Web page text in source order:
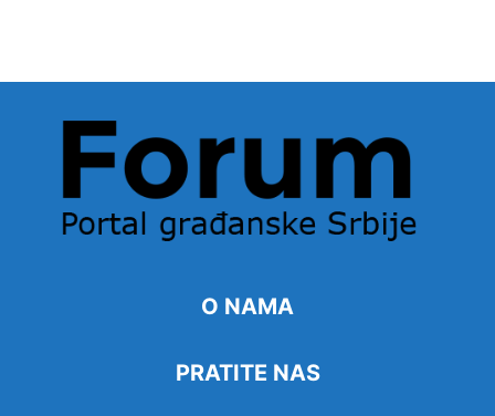
O NAMA
PRATITE NAS